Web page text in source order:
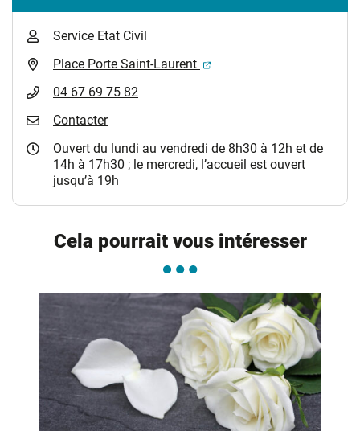
Service Etat Civil
Place Porte Saint-Laurent
(ouverture dans un
04 67 69 75 82
Contacter
Ouvert du lundi au vendredi de 8h30 à 12h et de
14h à 17h30 ; le mercredi, l’accueil est ouvert
jusqu’à 19h
Cela pourrait vous intéresser